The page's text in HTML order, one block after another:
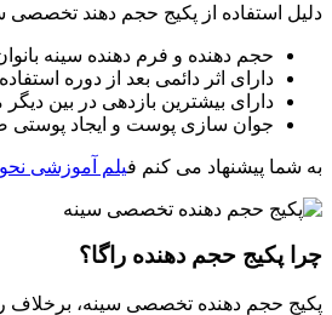
دلیل استفاده از پکیج حجم دهند تخصصی
حجم دهنده و فرم دهنده سینه
دارای اثر دائمی بعد از دوره استفاده
دارای بیشترین بازدهی در بین
جوان سازی پوست و ایجاد
به شما پیشنهاد می کنم فیلم آموزشی
چرا پکیج حجم دهنده راگا؟